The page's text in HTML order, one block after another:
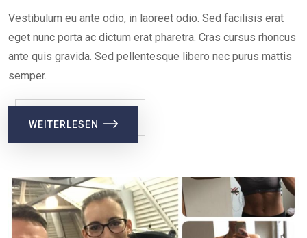
Vestibulum eu ante odio, in laoreet odio. Sed facilisis erat
eget nunc porta ac dictum erat pharetra. Cras cursus rhoncus
ante quis gravida. Sed pellentesque libero nec purus mattis
semper.
WEITERLESEN